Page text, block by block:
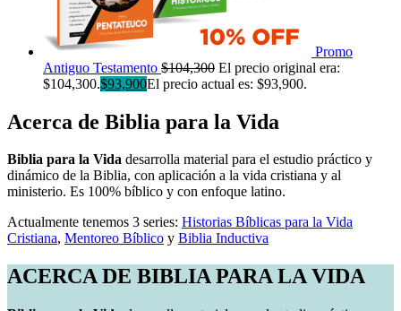
Promo
Antiguo Testamento $104,300 El precio original era:
$104,300.$93,900El precio actual es: $93,900.
Acerca de Biblia para la Vida
Biblia para la Vida desarrolla material para el estudio práctico y
dinámico de la Biblia, con aplicación a la vida cristiana y al
ministerio. Es 100% bíblico y con enfoque latino.
Actualmente tenemos 3 series: Historias Bíblicas para la Vida
Cristiana, Mentoreo Bíblico y Biblia Inductiva
ACERCA DE BIBLIA PARA LA VIDA